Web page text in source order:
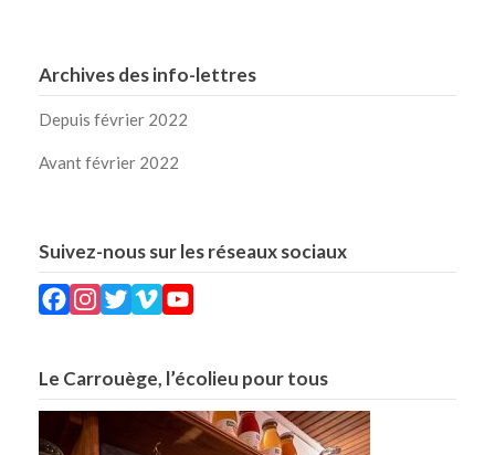
Archives des info-lettres
Depuis février 2022
Avant février 2022
Suivez-nous sur les réseaux sociaux
Facebook
Instagram
Twitter
Vimeo
Le Carrouège, l’écolieu pour tous